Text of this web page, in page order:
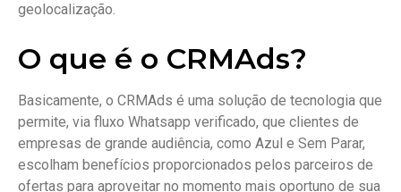
geolocalização.
O que é o CRMAds?
Basicamente, o CRMAds é uma solução de tecnologia que
permite, via fluxo Whatsapp verificado, que clientes de
empresas de grande audiência, como Azul e Sem Parar,
escolham benefícios proporcionados pelos parceiros de
ofertas para aproveitar no momento mais oportuno de sua